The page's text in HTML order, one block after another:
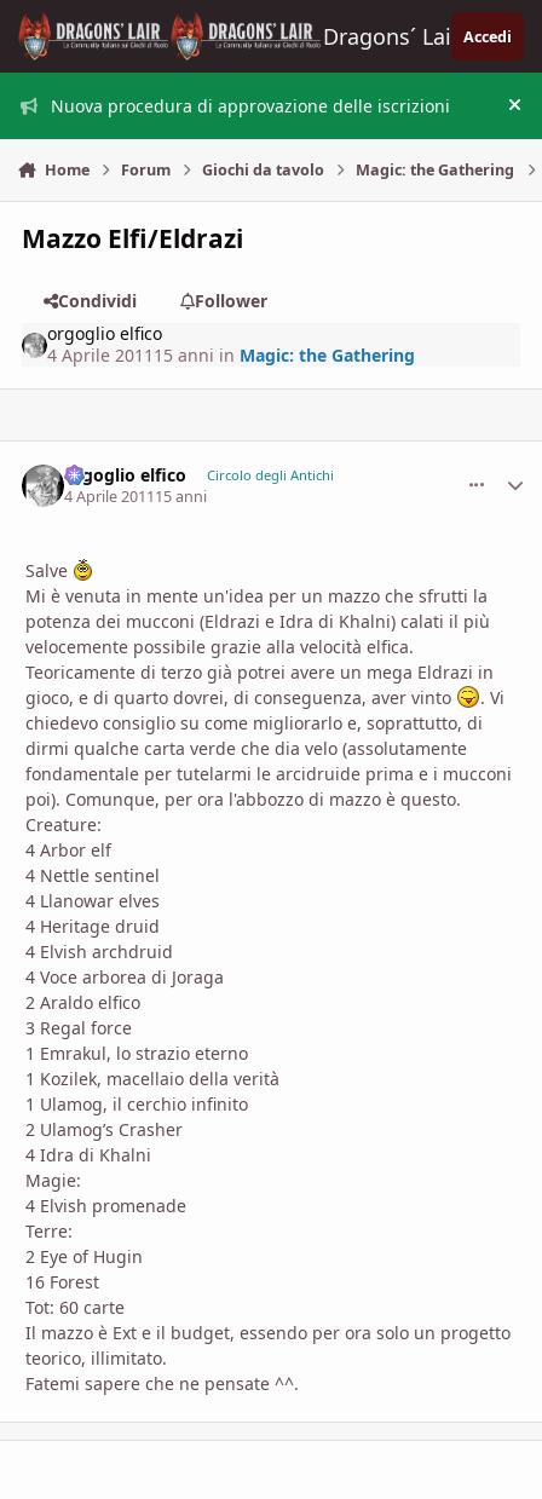
Vai al contenuto
Dragons´ Lair Accedi
Nuova procedura di approvazione delle iscrizioni
Home Forum Giochi da tavolo Magic: the Gathering
Mazzo Elfi/Eldrazi
Condividi
Follower
orgoglio elfico
4 Aprile 2011 15 anni in Magic: the Gathering
orgoglio elfico Circolo degli Antichi
4 Aprile 201115 anni
Salve
Mi è venuta in mente un'idea per un mazzo che sfrutti la
potenza dei mucconi (Eldrazi e Idra di Khalni) calati il più
velocemente possibile grazie alla velocità elfica.
Teoricamente di terzo già potrei avere un mega Eldrazi in
gioco, e di quarto dovrei, di conseguenza, aver vinto
. Vi
chiedevo consiglio su come migliorarlo e, soprattutto, di
dirmi qualche carta verde che dia velo (assolutamente
fondamentale per tutelarmi le arcidruide prima e i mucconi
poi). Comunque, per ora l'abbozzo di mazzo è questo.
Creature:
4 Arbor elf
4 Nettle sentinel
4 Llanowar elves
4 Heritage druid
4 Elvish archdruid
4 Voce arborea di Joraga
2 Araldo elfico
3 Regal force
1 Emrakul, lo strazio eterno
1 Kozilek, macellaio della verità
1 Ulamog, il cerchio infinito
2 Ulamog’s Crasher
4 Idra di Khalni
Magie:
4 Elvish promenade
Terre:
2 Eye of Hugin
16 Forest
Tot: 60 carte
Il mazzo è Ext e il budget, essendo per ora solo un progetto
teorico, illimitato.
Fatemi sapere che ne pensate ^^.